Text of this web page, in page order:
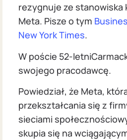
rezygnuje ze stanowiska
Meta. Pisze o tym
New York Times.
W poście 52-
swojego pracodawcę.
Powiedział, że Meta,
przekształcania się z
sieciami
skupia się na